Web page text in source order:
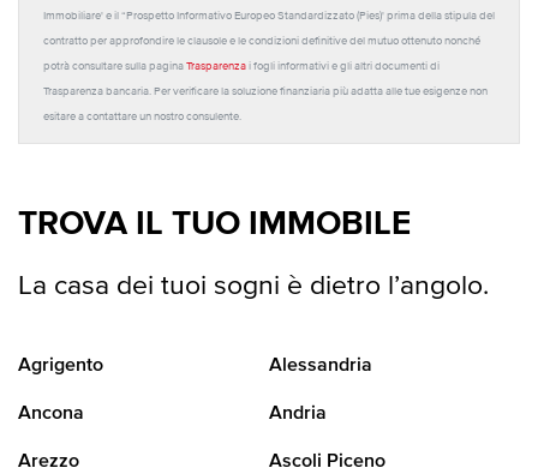
Immobiliare' e il “Prospetto Informativo Europeo Standardizzato (Pies)' prima della stipula del
contratto per approfondire le clausole e le condizioni definitive del mutuo ottenuto nonché
potrà consultare sulla pagina Trasparenza i fogli informativi e gli altri documenti di
Trasparenza bancaria. Per verificare la soluzione finanziaria più adatta alle tue esigenze non
esitare a contattare un nostro consulente.
TROVA IL TUO IMMOBILE
La casa dei tuoi sogni è dietro l’angolo.
Agrigento Alessandria
Ancona Andria
Arezzo Ascoli Piceno